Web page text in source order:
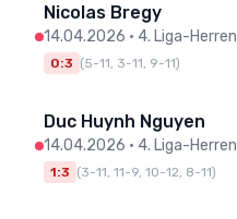
Nicolas Bregy
14.04.2026 • 4. Liga-Herren |
0:3 (5-11, 3-11, 9-11)
Duc Huynh Nguyen
14.04.2026 • 4. Liga-Herren |
1:3 (3-11, 11-9, 10-12, 8-11)